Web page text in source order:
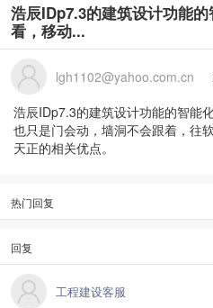
浩辰IDp7.3的建筑设计功能
看，移动...
lgh1102@yahoo.com.cn
浩辰IDp7.3的建筑设计功能的智能
也只是门会动，墙洞不会跟着，往
天正的相关优点。
热门回复
回复
工程建设客服